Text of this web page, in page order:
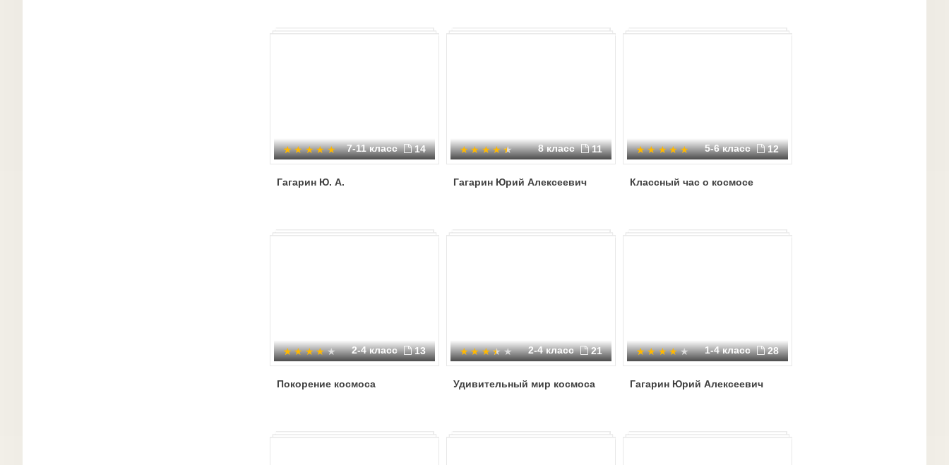
7-11 класс 14
Гагарин Ю. А.
8 класс 11
Гагарин Юрий Алексеевич
5-6 класс 12
Классный час о космосе
2-4 класс 13
Покорение космоса
2-4 класс 21
Удивительный мир космоса
1-4 класс 28
Гагарин Юрий Алексеевич